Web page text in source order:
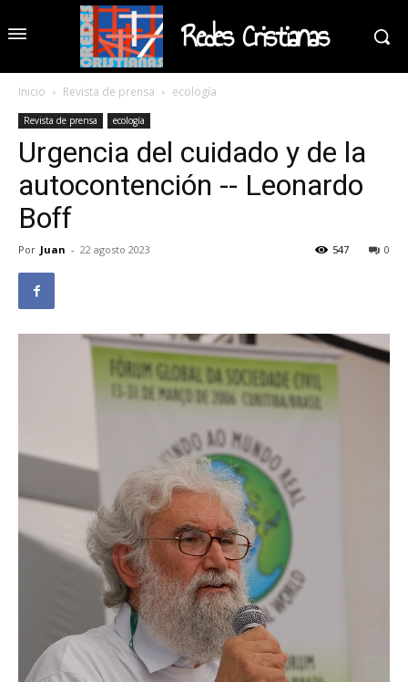
Redes Cristianas
Inicio Revista de prensa ecología
Revista de prensa ecología
Urgencia del cuidado y de la
autocontención -- Leonardo
Boff
Por Juan - 22 agosto 2023 0
547